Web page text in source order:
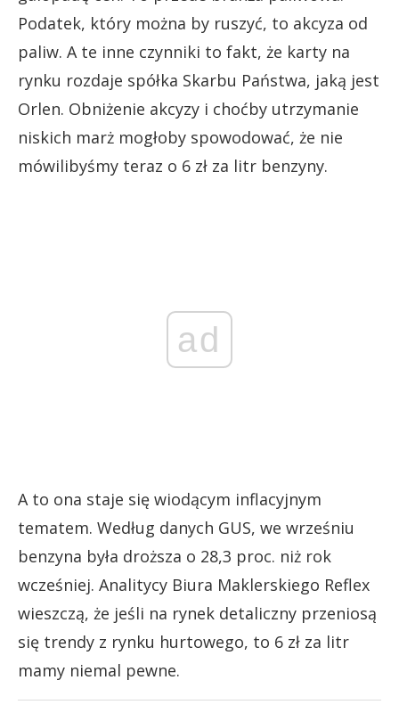
Podatek, który można by ruszyć, to akcyza od
paliw. A te inne czynniki to fakt, że karty na
rynku rozdaje spółka Skarbu Państwa, jaką jest
Orlen. Obniżenie akcyzy i choćby utrzymanie
niskich marż mogłoby spowodować, że nie
mówilibyśmy teraz o 6 zł za litr benzyny.
ad
A to ona staje się wiodącym inflacyjnym
tematem. Według danych GUS, we wrześniu
benzyna była droższa o 28,3 proc. niż rok
wcześniej. Analitycy Biura Maklerskiego Reflex
wieszczą, że jeśli na rynek detaliczny przeniosą
się trendy z rynku hurtowego, to 6 zł za litr
mamy niemal pewne.